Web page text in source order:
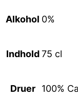
Alkohol 0%
Indhold 75 cl
Druer 100%